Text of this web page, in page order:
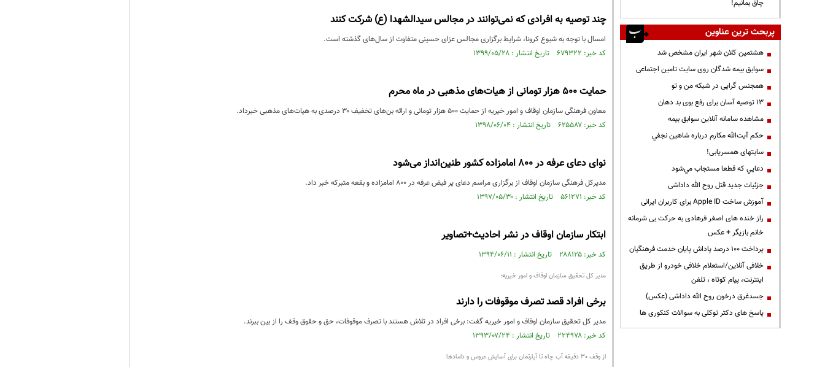
چند توصیه به افرادی که نمی‌توانند در مجالس سیدالشهدا (ع) شرکت کنند
امسال با توجه به شیوع کرونا، شرایط برگزاری مجالس عزای حسینی متفاوت از سال‌های گذشته است.
کد خبر: ۶۷۹۳۲۲ تاریخ انتشار : ۱۳۹۹/۰۵/۲۸
حمایت ۵۰۰ هزار تومانی از هیات‌‌های مذهبی در ماه محرم
معاون فرهنگی سازمان اوقاف و امور خیریه از حمایت ۵۰۰ هزار تومانی و ارائه بن‌های تخفیف ۳۰ درصدی به هیات‌های مذهبی خبرداد.
کد خبر: ۶۲۵۵۸۷ تاریخ انتشار : ۱۳۹۸/۰۶/۰۴
نوای دعای عرفه در ۸۰۰ امامزاده کشور طنین‌انداز می‌شود
مدیرکل فرهنگی سازمان اوقاف از برگزاری مراسم دعای پر فیض عرفه در ۸۰۰ امامزاده و بقعه متبرکه خبر داد.
کد خبر: ۵۶۱۲۷۱ تاریخ انتشار : ۱۳۹۷/۰۵/۳۰
ابتکار سازمان اوقاف در نشر احادیث+تصاویر
کد خبر: ۲۸۸۱۲۵ تاریخ انتشار : ۱۳۹۴/۰۶/۱۱
مدیر کل تحقیق سازمان اوقاف و امور خیریه؛
برخی افراد قصد تصرف موقوفات را دارند
مدیر کل تحقیق سازمان اوقاف و امور خیریه گفت: برخی افراد در تلاش هستند با تصرف موقوفات، حق و حقوق وقف را از بین ببرند.
کد خبر: ۲۲۴۹۷۸ تاریخ انتشار : ۱۳۹۳/۰۷/۲۴
از وقف 30 دقیقه آب چاه تا آپارتمان برای آسایش عروس و دامادها
چاق بمانیم!
پربحث ترین عناوین
هشتمین کلان شهر ایران مشخص شد
سوابق بیمه شدگان روی سایت تامین اجتماعی
همجنس گرایی در شبکه من و تو
13 توصیه آسان برای رفع بوی بد دهان
مشاهده سامانه آنلاين سوابق بیمه
حكم آيت‌الله مكارم درباره شاهين نجفي
سایتهای همسریابی!
دعايي كه قطعا مستجاب مي‌شود
جزئیات جدید قتل روح الله داداشی
آموزش ساخت Apple ID برای کاربران ایرانی
راز خنده های اصغر فرهادی به حرکت بی شرمانه
خانم بازیگر + عکس
پرداخت ۱۰۰ درصد پاداش پایان خدمت فرهنگیان
خلافی آنلاین/استعلام خلافی خودرو از طریق
اینترنت، پیام کوتاه ، تلفن
جسدغرق درخون روح الله داداشی (عکس)
پاسخ های دکتر توکلی به سوالات کنکوری ها